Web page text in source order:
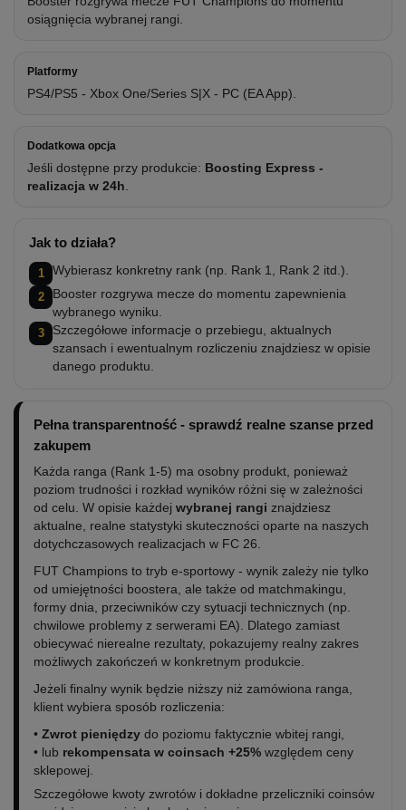
osiągnięcia wybranej rangi.
Platformy
PS4/PS5 - Xbox One/Series S|X - PC (EA App).
Dodatkowa opcja
Jeśli dostępne przy produkcie: Boosting Express -
realizacja w 24h.
Jak to działa?
1
Wybierasz konkretny rank (np. Rank 1, Rank 2 itd.).
2
Booster rozgrywa mecze do momentu zapewnienia
wybranego wyniku.
3
Szczegółowe informacje o przebiegu, aktualnych
szansach i ewentualnym rozliczeniu znajdziesz w opisie
danego produktu.
Pełna transparentność - sprawdź realne szanse przed
zakupem
Każda ranga (Rank 1-5) ma osobny produkt, ponieważ
poziom trudności i rozkład wyników różni się w zależności
od celu. W opisie każdej wybranej rangi znajdziesz
aktualne, realne statystyki skuteczności oparte na naszych
dotychczasowych realizacjach w FC 26.
FUT Champions to tryb e-sportowy - wynik zależy nie tylko
od umiejętności boostera, ale także od matchmakingu,
formy dnia, przeciwników czy sytuacji technicznych (np.
chwilowe problemy z serwerami EA). Dlatego zamiast
obiecywać nierealne rezultaty, pokazujemy realny zakres
możliwych zakończeń w konkretnym produkcie.
Jeżeli finalny wynik będzie niższy niż zamówiona ranga,
klient wybiera sposób rozliczenia:
• Zwrot pieniędzy do poziomu faktycznie wbitej rangi,
• lub rekompensata w coinsach +25% względem ceny
sklepowej.
Szczegółowe kwoty zwrotów i dokładne przeliczniki coinsów